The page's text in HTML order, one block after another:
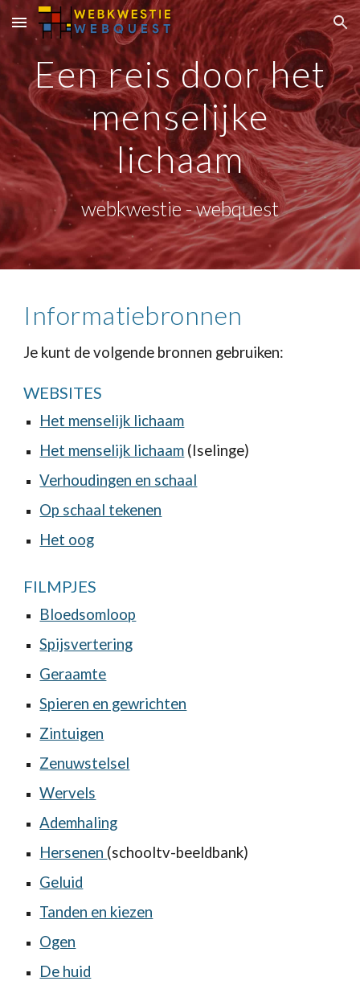
Skip to main content Skip to navigation
Een reis door het
menselijke
lichaam
webkwestie - webquest
Informatiebronnen
Je kunt de volgende bronnen gebruiken:
WEBSITES
Het menselijk lichaam
Het menselijk lichaam (Iselinge)
Verhoudingen en schaal
Op schaal tekenen
Het oog
FILMPJES
Bloedsomloop
Spijsvertering
Geraamte
Spieren en gewrichten
Zintuigen
Zenuwstelsel
Wervels
Ademhaling
Hersenen (schooltv-beeldbank)
Geluid
Tanden en kiezen
Ogen
De huid